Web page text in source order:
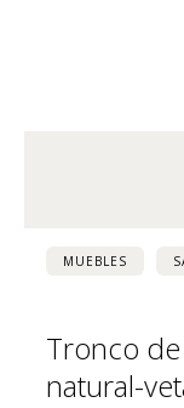
MUEBLES
Tronco
natural-